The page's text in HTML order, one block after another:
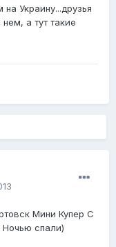
Украину...друзья
а тут такие
Мини Купер С
Ночью спали)